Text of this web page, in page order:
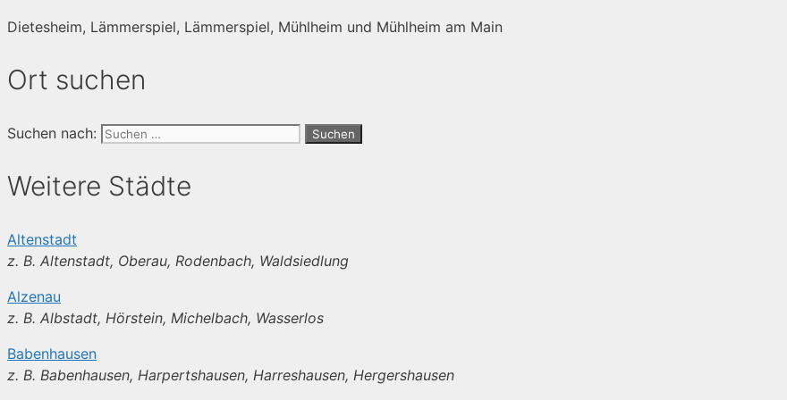
Dietesheim, Lämmerspiel, Lämmerspiel, Mühlheim und Mühlheim am Main
Ort suchen
Suchen nach:
Weitere Städte
Altenstadt
z. B. Altenstadt, Oberau, Rodenbach, Waldsiedlung
Alzenau
z. B. Albstadt, Hörstein, Michelbach, Wasserlos
Babenhausen
z. B. Babenhausen, Harpertshausen, Harreshausen, Hergershausen